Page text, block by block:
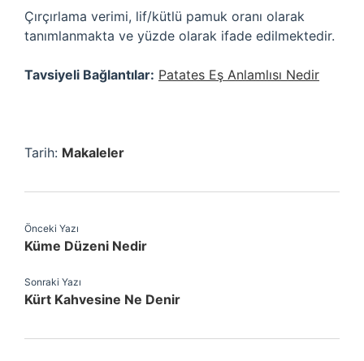
Çırçırlama verimi, lif/kütlü pamuk oranı olarak
tanımlanmakta ve yüzde olarak ifade edilmektedir.
Tavsiyeli Bağlantılar: Patates Eş Anlamlısı Nedir
Tarih: Makaleler
Önceki Yazı
Küme Düzeni Nedir
Sonraki Yazı
Kürt Kahvesine Ne Denir